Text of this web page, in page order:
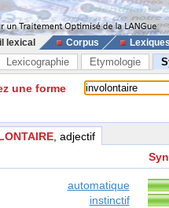
lexical Corpus
Lexicographie Etymologie
une forme
, adjectif
automatique
instinctif